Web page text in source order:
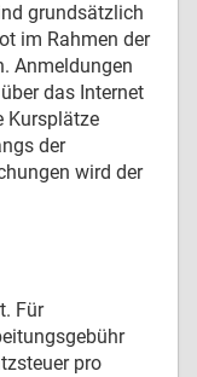
grundsätzlich
im Rahmen der
Anmeldungen
das Internet
Kursplätze
der
wird der
Für
pro